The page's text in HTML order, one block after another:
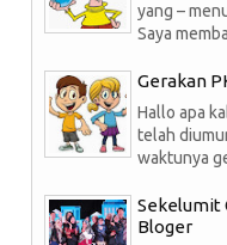
yang –
Saya
Gerakan
Hallo apa
telah
waktunya
Sekelumit
Bloger